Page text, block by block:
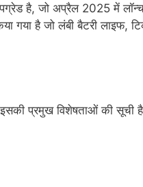
है, जो अप्रैल 2025 में
गया है जो लंबी बैटरी लाइफ,
प्रमुख विशेषताओं की सूची